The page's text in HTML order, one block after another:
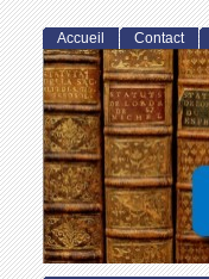
Accueil Contact